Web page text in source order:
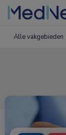
Alle vakgebieden